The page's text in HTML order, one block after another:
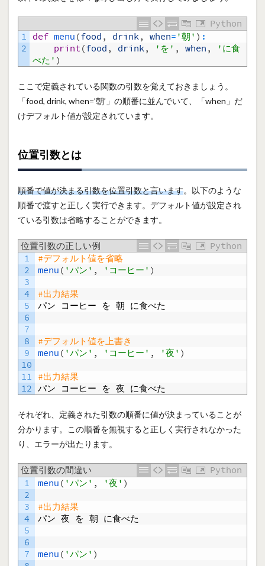
Python
1
2
def menu(food, drink, when='朝' ) :
print(food, drink, 'を' , when,
'に食
べた' )
ここで定義されている関数の引数を覚えておきましょう。
「food, drink, when=’朝’」の順番に並んでいて、「when」だ
けデフォルト値が設定されています。
位置引数とは
順番で値が決まる引数を位置引数と言います。以下のような
順番で渡すと正しく実行できます。デフォルト値が設定され
ている引数は省略することができます。
位置引数の正しい例
Python
1
2
3
4
5
6
7
8
9
10
11
12
#デフォルト値を省略
menu( 'パン' , 'コーヒー' )
#出力結果
パン コーヒー を 朝 に食べた
#デフォルト値を上書き
menu( 'パン' , 'コーヒー' , '夜' )
#出力結果
パン コーヒー を 夜 に食べた
それぞれ、定義された引数の順番に値が決まっていることが
分かります。この順番を無視すると正しく実行されなかった
り、エラーが出たります。
位置引数の間違い
Python
1
2
3
4
5
6
7
menu( 'パン' , '夜' )
#出力結果
パン 夜 を 朝 に食べた
menu( 'パン' )